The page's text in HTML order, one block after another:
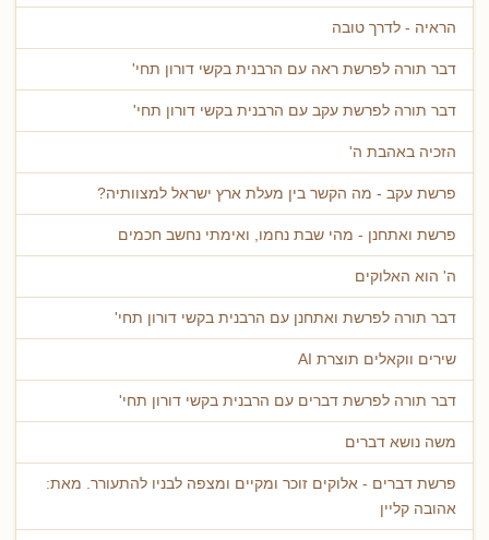
הראיה - לדרך טובה
דבר תורה לפרשת ראה עם הרבנית בקשי דורון תחי'
דבר תורה לפרשת עקב עם הרבנית בקשי דורון תחי'
הזכיה באהבת ה'
פרשת עקב - מה הקשר בין מעלת ארץ ישראל למצוותיה?
פרשת ואתחנן - מהי שבת נחמו, ואימתי נחשב חכמים
ה' הוא האלוקים
דבר תורה לפרשת ואתחנן עם הרבנית בקשי דורון תחי'
שירים ווקאלים תוצרת AI
דבר תורה לפרשת דברים עם הרבנית בקשי דורון תחי'
משה נושא דברים
פרשת דברים - אלוקים זוכר ומקיים ומצפה לבניו להתעורר. מאת:
אהובה קליין